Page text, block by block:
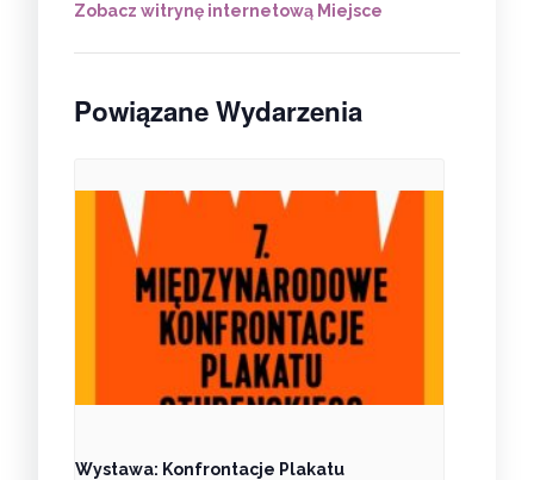
Zobacz witrynę internetową Miejsce
Powiązane Wydarzenia
Wystawa: Konfrontacje Plakatu